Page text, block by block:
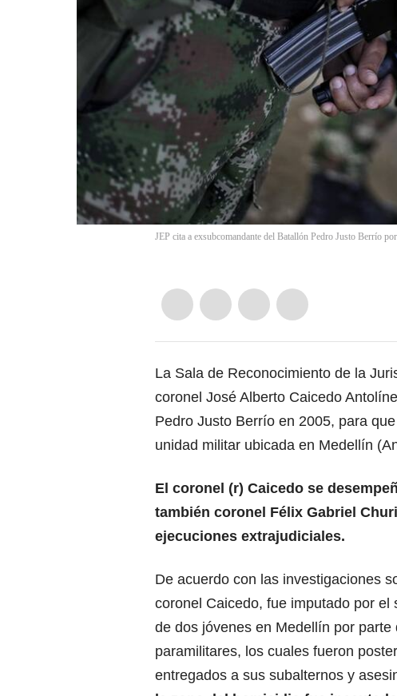
JEP cita a exsubcomandante del Batallón Pedro Justo Berrío
La Sala de Reconocimiento de la
coronel José Alberto Caicedo
Pedro Justo Berrío en 2005, para
unidad militar ubicada en Medellín
El coronel (r) Caicedo se
también coronel Félix Gabriel
ejecuciones extrajudiciales.
De acuerdo con las investigaciones
coronel Caicedo, fue imputado por el
de dos jóvenes en Medellín por parte
paramilitares, los cuales fueron
entregados a sus subalternos y